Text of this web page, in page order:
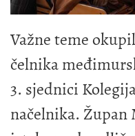
Važne teme
čelnika
3. sjednici
načelnika. Župan